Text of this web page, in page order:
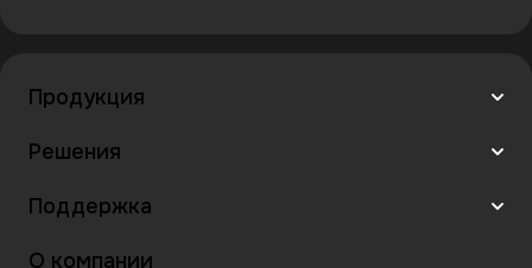
Продукция
Решения
Поддержка
О компании